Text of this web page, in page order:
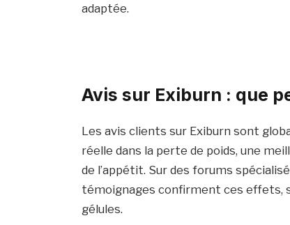
adaptée.
Avis sur Exiburn : que
Les avis clients sur Exiburn sont
réelle dans la perte de poids, une
de l’appétit. Sur des forums
témoignages confirment ces effets,
gélules.